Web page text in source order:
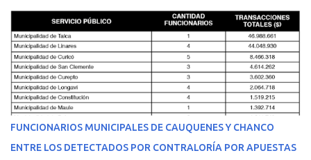
malestares físicos. Dada la complejidad de su estado de salud, el
equipo médico determinó su traslado de urgencia al Hospital
Regional de Talca y dado la urgencia la ambulancia partió hacia
Talca con escolta de Carabineros. En medio del traslado, el
estudiante de medicina de 25 años, se agravó y pese a los esfuerzos
del personal de emergencia terminó falleciendo, sin alcanzar a
recibir atención especializada en el centro de destino. Apenas se
conoció la gravedad de su condición, sus padres —residentes en
Villarrica— se trasladaron a Cauquenes con la esperanza de una
FUNCIONARIOS MUNICIPALES DE CAUQUENES Y CHANCO
ENTRE LOS DETECTADOS POR CONTRALORÍA POR APUESTAS